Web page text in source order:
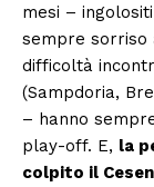
mesi –
sempre sorriso
difficoltà
(Sampdoria,
– hanno
play-off. E, la
colpito il